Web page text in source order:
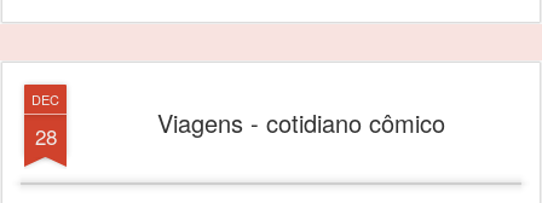
DEC
28 Viagens - cotidiano cômico